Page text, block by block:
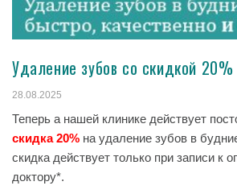
Удаление зубов со скидкой 20%
28.08.2025
Теперь а нашей клинике действует
скидка 20% на удаление зубов в
скидка действует только при записи к
доктору*.